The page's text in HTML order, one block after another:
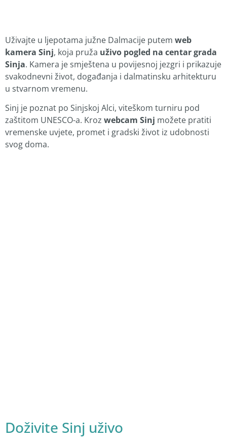
Uživajte u ljepotama južne Dalmacije putem web
kamera Sinj, koja pruža uživo pogled na centar grada
Sinja. Kamera je smještena u povijesnoj jezgri i prikazuje
svakodnevni život, događanja i dalmatinsku arhitekturu
u stvarnom vremenu.
Sinj je poznat po Sinjskoj Alci, viteškom turniru pod
zaštitom UNESCO-a. Kroz webcam Sinj možete pratiti
vremenske uvjete, promet i gradski život iz udobnosti
svog doma.
Doživite Sinj uživo